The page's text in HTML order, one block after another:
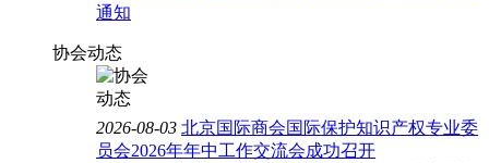
通知
协会动态
2026-08-03 北京国际商会国际保护知识产权专业委
员会2026年年中工作交流会成功召开